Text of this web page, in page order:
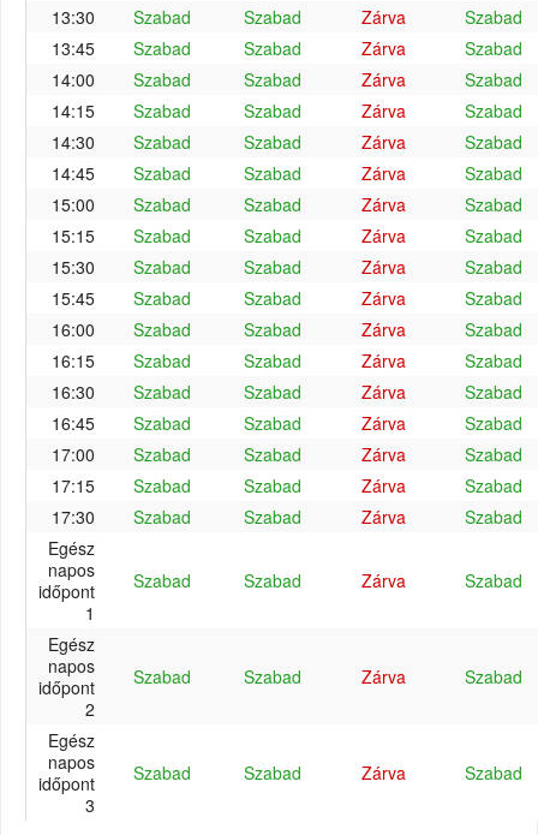
13:30
Szabad Szabad Zárva
Szabad
13:45
Szabad Szabad Zárva
Szabad
14:00
Szabad Szabad Zárva
Szabad
14:15
Szabad Szabad Zárva
Szabad
14:30
Szabad Szabad Zárva
Szabad
14:45
Szabad Szabad Zárva
Szabad
15:00
Szabad Szabad Zárva
Szabad
15:15
Szabad Szabad Zárva
Szabad
15:30
Szabad Szabad Zárva
Szabad
15:45
Szabad Szabad Zárva
Szabad
16:00
Szabad Szabad Zárva
Szabad
16:15
Szabad Szabad Zárva
Szabad
16:30
Szabad Szabad Zárva
Szabad
16:45
Szabad Szabad Zárva
Szabad
17:00
Szabad Szabad Zárva
Szabad
17:15
Szabad Szabad Zárva
Szabad
17:30
Szabad Szabad Zárva
Szabad
Egész
napos
időpont
1
Szabad Szabad Zárva Szabad
Egész
napos
időpont
2
Szabad Szabad Zárva Szabad
Egész
napos
időpont
3
Szabad Szabad Zárva Szabad